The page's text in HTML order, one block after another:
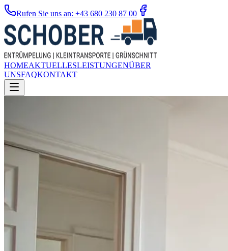
Rufen Sie uns an: +43 680 230 87 00
HOMEAKTUELLESLEISTUNGENÜBER
UNSFAQKONTAKT